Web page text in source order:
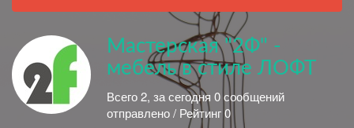
Мастерская "2Ф" -
мебель в стиле ЛОФТ
Всего 2, за сегодня 0 сообщений
отправлено / Рейтинг 0